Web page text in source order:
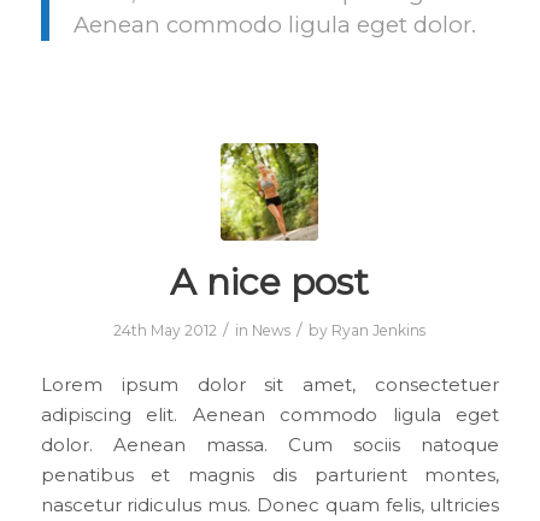
Aenean commodo ligula eget dolor.
A nice post
24th May 2012 / in News / by Ryan Jenkins
Lorem ipsum dolor sit amet, consectetuer
adipiscing elit. Aenean commodo ligula eget
dolor. Aenean massa. Cum sociis natoque
penatibus et magnis dis parturient montes,
nascetur ridiculus mus. Donec quam felis, ultricies